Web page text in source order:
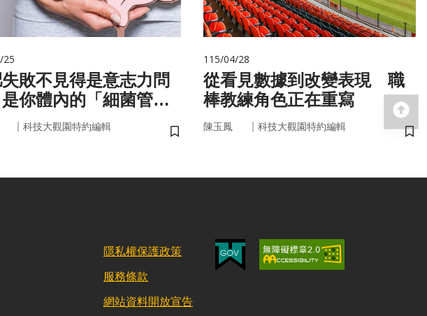
25
敗不見得是意志力問
你體內的「細菌管
幫你囤油
｜ 科技大觀園特約編輯
儲存書籤
115/04/28
從看見數據到改變表現 職
棒教練角色正在重寫
陳玉鳳 ｜ 科技大觀園特約編輯
儲
隱私權保護政策
服務條款
網站資料開放宣告